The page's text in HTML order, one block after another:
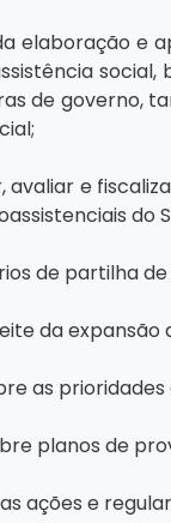
elaboração e
social,
de governo,
avaliar e
do
de partilha
da expansão
as
planos de
ações e